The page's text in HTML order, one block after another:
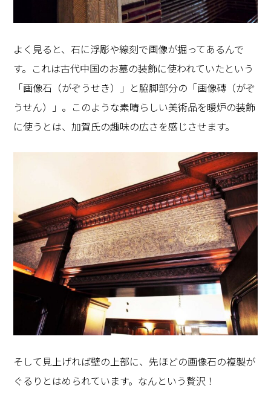
よく見ると、石に浮彫や線刻で画像が掘ってあるんで
す。これは古代中国のお墓の装飾に使われていたという
「画像石（がぞうせき）」と脇脚部分の「画像磚（がぞ
うせん）」。このような素晴らしい美術品を暖炉の装飾
に使うとは、加賀氏の趣味の広さを感じさせます。
そして見上げれば壁の上部に、先ほどの画像石の複製が
ぐるりとはめられています。なんという贅沢！